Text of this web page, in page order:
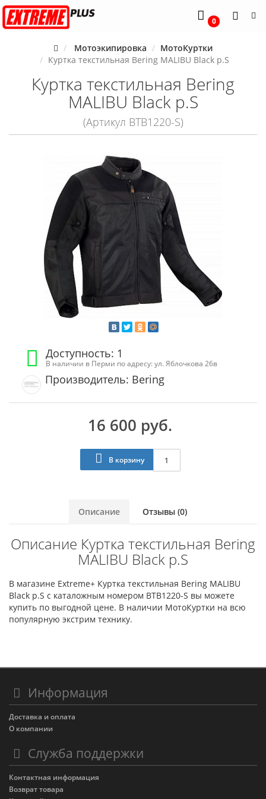
0
Мотоэкипировка
МотоКуртки
Куртка текстильная Bering MALIBU Black р.S
Куртка текстильная Bering
MALIBU Black р.S
(Артикул BTB1220-S)
Доступность: 1
В наличии в Перми по адресу: ул. Яблочкова 26в
Производитель: Bering
16 600 руб.
В корзину
Описание Отзывы (0)
Описание Куртка текстильная Bering
MALIBU Black р.S
В магазине Extreme+ Куртка текстильная Bering MALIBU
Black р.S с каталожным номером BTB1220-S вы можете
купить по выгодной цене. В наличии МотоКуртки на всю
популярную экстрим технику.
Информация
Доставка и оплата
О компании
Служба поддержки
Контактная информация
Возврат товара